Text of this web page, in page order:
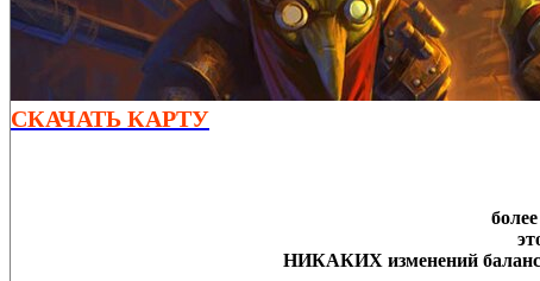
СКАЧАТЬ КАРТУ
НИКАКИХ изменений